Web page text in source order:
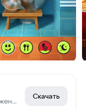
My Talking Tom — приложение с говорящим котом Томом.
Скачать